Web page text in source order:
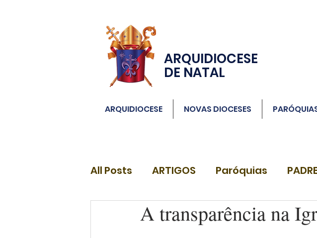
ARQUIDIOCESE
DE NATAL
ARQUIDIOCESE NOVAS DIOCESES
All Posts ARTIGOS Paróquias
DIÁCONOSA transparência na